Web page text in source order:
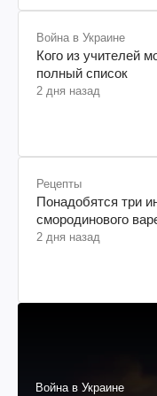
Война в Украине
Кого из учителей
полный список
2 дня назад
Рецепты
Понадобятся три
смородинового
2 дня назад
Война в Украине